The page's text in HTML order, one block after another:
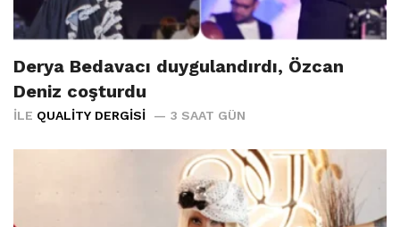
Derya Bedavacı duygulandırdı, Özcan
Deniz coşturdu
İLE QUALITY DERGISI 3 SAAT GÜN